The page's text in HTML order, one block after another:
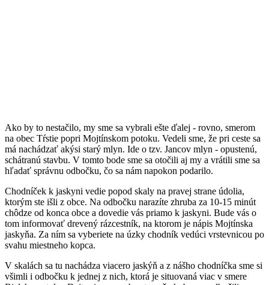
Ako by to nestačilo, my sme sa vybrali ešte ďalej - rovno, smerom
na obec Tŕstie popri Mojtínskom potoku. Vedeli sme, že pri ceste sa
má nachádzať akýsi starý mlyn. Ide o tzv. Jancov mlyn - opustenú,
schátranú stavbu. V tomto bode sme sa otočili aj my a vrátili sme sa
hľadať správnu odbočku, čo sa nám napokon podarilo.
Chodníček k jaskyni vedie popod skaly na pravej strane údolia,
ktorým ste išli z obce. Na odbočku narazíte zhruba za 10-15 minút
chôdze od konca obce a dovedie vás priamo k jaskyni. Bude vás o
tom informovať drevený rázcestník, na ktorom je nápis Mojtínska
jaskyňa. Za ním sa vyberiete na úzky chodník vedúci vrstevnicou po
svahu miestneho kopca.
V skalách sa tu nachádza viacero jaskýň a z nášho chodníčka sme si
všimli i odbočku k jednej z nich, ktorá je situovaná viac v smere